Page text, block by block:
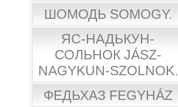
ШОМОДЬ SOMOGY.
ЯС-НАДЬКУН-
СОЛЬНОК JÁSZ-
NAGYKUN-SZOLNOK.
ФЕДЬХАЗ FEGYHÁZ